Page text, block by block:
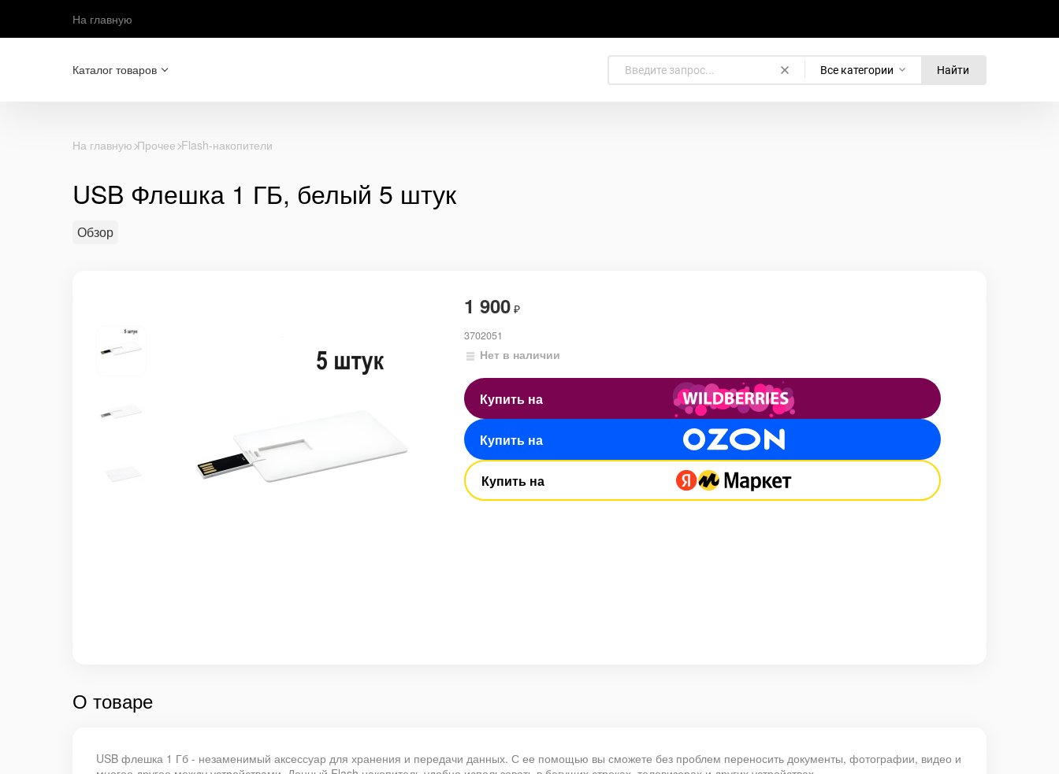
На главную
Каталог товаров Все категории Найти
На главную Прочее Flash-накопители
USB Флешка 1 ГБ, белый 5 штук
Обзор
1 900 ₽
3702051
Нет в наличии
Купить на
Купить на
Купить на
О товаре
USB флешка 1 Гб - незаменимый аксессуар для хранения и передачи данных. С ее помощью вы сможете без проблем переносить документы, фотографии, видео и